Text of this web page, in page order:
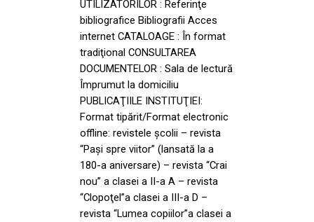
UTILIZATORILOR : Referinţe
bibliografice Bibliografii Acces
internet CATALOAGE : În format
tradiţional CONSULTAREA
DOCUMENTELOR : Sala de lectură
Împrumut la domiciliu
PUBLICAŢIILE INSTITUŢIEI:
Format tipărit/Format electronic
offline: revistele şcolii – revista
“Paşi spre viitor” (lansată la a
180-a aniversare) – revista “Crai
nou” a clasei a II-a A – revista
“Clopoţel”a clasei a III-a D –
revista “Lumea copiilor”a clasei a